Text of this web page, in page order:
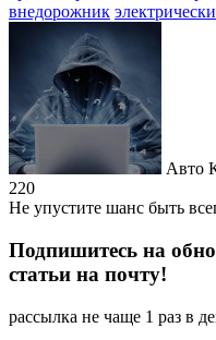
внедорожник
Авто
220
Не упустите шанс быть
Подпишитесь на
статьи на почту!
рассылка не чаще 1 раз в